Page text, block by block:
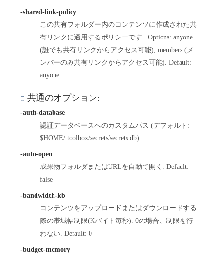
-shared-link-policy
この共有フォルダー内のコンテンツに作成された共
有リンクに適用するポリシーです.. Options: anyone
(誰でも共有リンクからアクセス可能), members (メ
ンバーのみ共有リンクからアクセス可能). Default:
anyone
共通のオプション:
-auth-database
認証データベースへのカスタムパス (デフォルト:
$HOME/.toolbox/secrets/secrets.db)
-auto-open
成果物フォルダまたはURLを自動で開く. Default:
false
-bandwidth-kb
コンテンツをアップロードまたはダウンロードする
際の帯域幅制限(Kバイト毎秒). 0の場合、制限を行
わない. Default: 0
-budget-memory